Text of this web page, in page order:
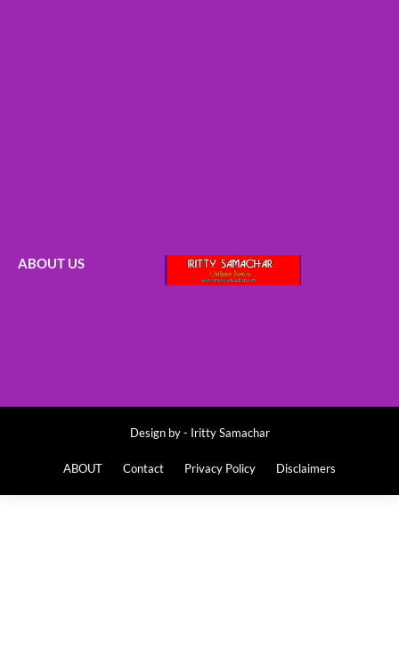
ABOUT US
Design by - Iritty Samachar
ABOUT Contact Privacy Policy Disclaimers